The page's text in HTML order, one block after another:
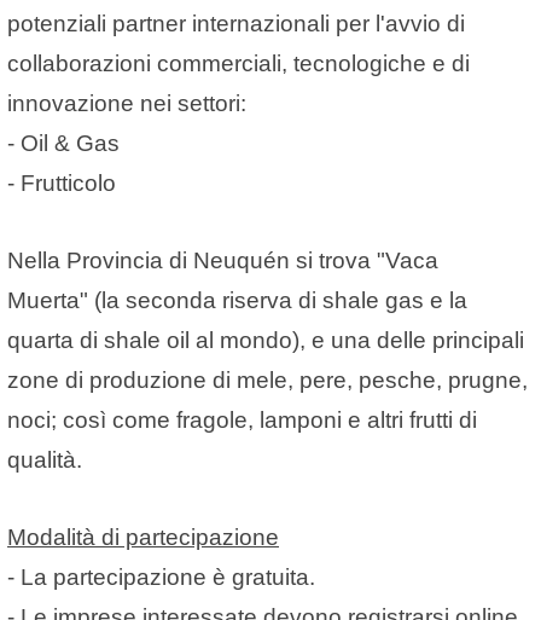
potenziali partner internazionali per l'avvio di
collaborazioni commerciali, tecnologiche e di
innovazione nei settori:
- Oil & Gas
- Frutticolo
Nella Provincia di Neuquén si trova "Vaca
Muerta" (la seconda riserva di shale gas e la
quarta di shale oil al mondo), e una delle principali
zone di produzione di mele, pere, pesche, prugne,
noci; così come fragole, lamponi e altri frutti di
qualità.
Modalità di partecipazione
- La partecipazione è gratuita.